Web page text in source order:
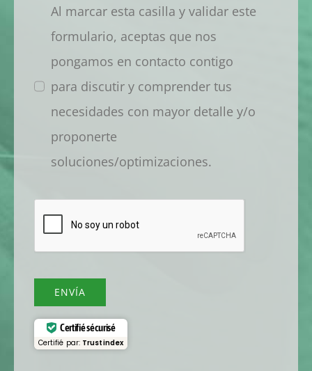
Al marcar esta casilla y validar este
formulario, aceptas que nos
pongamos en contacto contigo
para discutir y comprender tus
necesidades con mayor detalle y/o
proponerte
soluciones/optimizaciones.
ENVÍA
Certifié sécurisé
Certifié par: Trustindex